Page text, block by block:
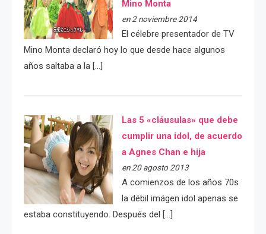
Mino Monta
en 2 noviembre 2014
El célebre presentador de TV
Mino Monta declaró hoy lo que desde hace algunos
años saltaba a la […]
Las 5 «cláusulas» que debe
cumplir una idol, de acuerdo
a Agnes Chan e hija
en 20 agosto 2013
A comienzos de los años 70s
la débil imágen idol apenas se
estaba constituyendo. Después del […]